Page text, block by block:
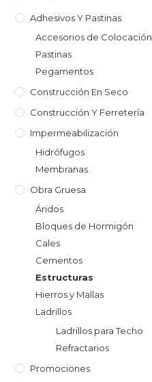
Adhesivos Y Pastinas
Accesorios de Colocación
Pastinas
Pegamentos
Construcción En Seco
Construcción Y Ferretería
Impermeabilización
Hidrófugos
Membranas
Obra Gruesa
Áridos
Bloques de Hormigón
Cales
Cementos
Estructuras
Hierros y Mallas
Ladrillos
Ladrillos para Techo
Refractarios
Promociones